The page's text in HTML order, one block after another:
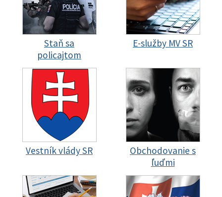
Staň sa
policajtom
E-služby MV SR
Vestník vlády SR
Obchodovanie s
ľuďmi